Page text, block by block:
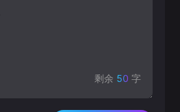
剩余 50 字